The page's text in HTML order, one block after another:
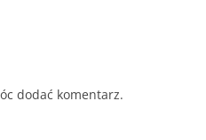
dodać komentarz.